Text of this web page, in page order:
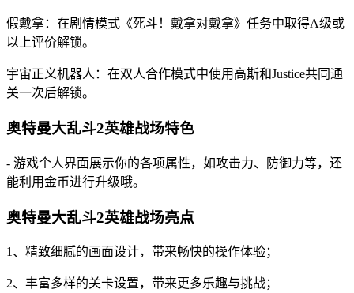
假戴拿：在剧情模式《死斗！戴拿对戴拿》任务中取得A级或
以上评价解锁。
宇宙正义机器人：在双人合作模式中使用高斯和Justice共同通
关一次后解锁。
奥特曼大乱斗2英雄战场特色
- 游戏个人界面展示你的各项属性，如攻击力、防御力等，还
能利用金币进行升级哦。
奥特曼大乱斗2英雄战场亮点
1、精致细腻的画面设计，带来畅快的操作体验；
2、丰富多样的关卡设置，带来更多乐趣与挑战；